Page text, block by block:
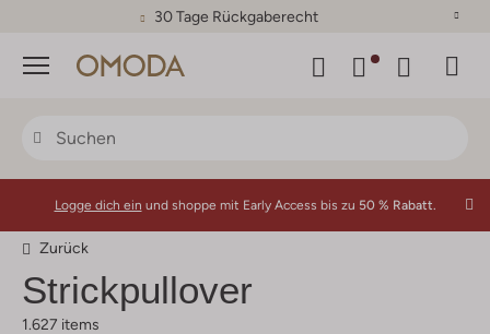
30 Tage Rückgaberecht
Menü
Logge dich ein und shoppe mit Early Access bis zu 50 % Rabatt.
Zurück
Strickpullover
1.627 items